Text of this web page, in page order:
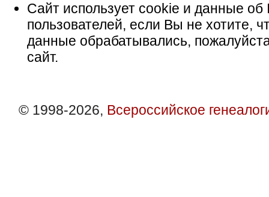
Сайт использует cookie и данные об
пользователей, если Вы не хотите,
данные обрабатывались,
сайт.
© 1998-2026, Всероссийское